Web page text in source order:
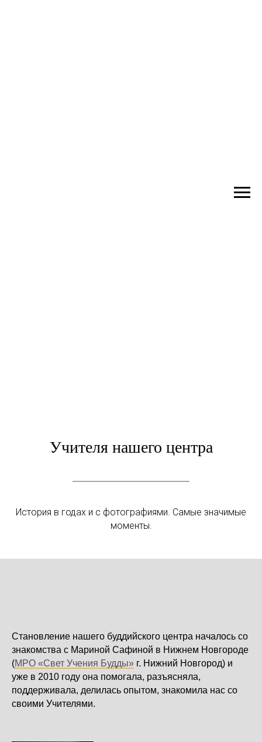
Учителя нашего центра
История в годах и с фотографиями. Самые значимые
моменты.
Становление нашего буддийского центра началось со
знакомства с Мариной Сафиной в Нижнем Новгороде
(МРО «Свет Учения Будды» г. Нижний Новгород) и
уже в 2010 году она помогала, разъясняла,
поддерживала, делилась опытом, знакомила нас со
своими Учителями.